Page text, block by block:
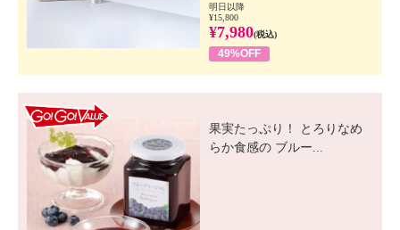
明日以降
¥15,800
¥7,980(税込)
49%OFF
果実たっぷり！ とろりなめ
らか食感の ブルー...